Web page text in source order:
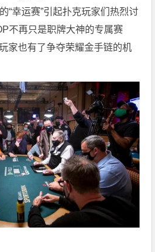
“幸运赛”引起扑克玩家们热烈讨
不再只是职牌大神的专属赛
家也有了争夺荣耀金手链的机